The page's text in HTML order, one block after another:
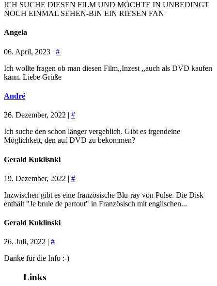
ICH SUCHE DIESEN FILM UND MÖCHTE IN UNBEDINGT
NOCH EINMAL SEHEN-BIN EIN RIESEN FAN
Angela
06. April, 2023 | #
Ich wollte fragen ob man diesen Film,,Inzest ,,auch als DVD kaufen
kann. Liebe Grüße
André
26. Dezember, 2022 | #
Ich suche den schon länger vergeblich. Gibt es irgendeine
Möglichkeit, den auf DVD zu bekommen?
Gerald Kuklisnki
19. Dezember, 2022 | #
Inzwischen gibt es eine französische Blu-ray von Pulse. Die Disk
enthält "Je brule de partout" in Französisch mit englischen...
Gerald Kuklinski
26. Juli, 2022 | #
Danke für die Info :-)
Links